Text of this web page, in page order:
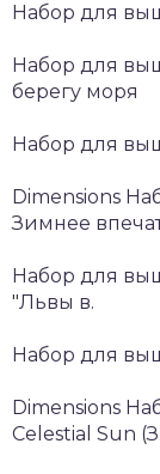
Набор для
Набор для
берегу моря
Набор для
Dimensions
Зимнее
Набор для
"Львы в.
Набор для
Dimensions
Celestial Sun (З.